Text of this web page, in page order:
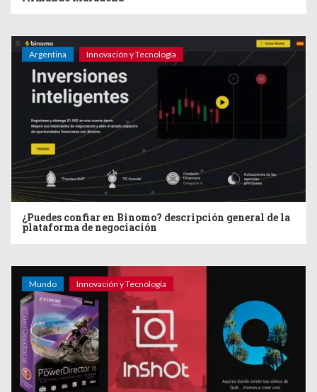
Argentina Innovación y Tecnología
¿Puedes confiar en Binomo? descripción general de la
plataforma de negociación
Mundo Innovación y Tecnología